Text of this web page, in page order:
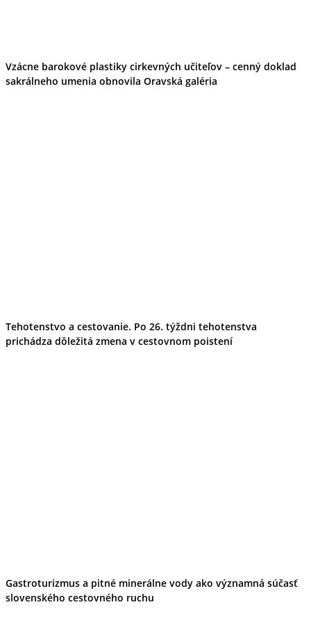
Podujatia
Výstava
Vzácne barokové plastiky cirkevných učiteľov – cenný doklad
sakrálneho umenia obnovila Oravská galéria
Tehotenstvo a cestovanie. Po 26. týždni tehotenstva
prichádza dôležitá zmena v cestovnom poistení
Gastroturizmus a pitné minerálne vody ako významná súčasť
slovenského cestovného ruchu